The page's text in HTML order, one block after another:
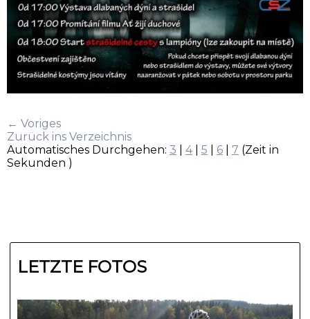
← Voriges
Zurück ins Verzeichnis
Automatisches Durchgehen: 3 4| 5 6 7 (Zeit in
Sekunden )
LETZTE FOTOS